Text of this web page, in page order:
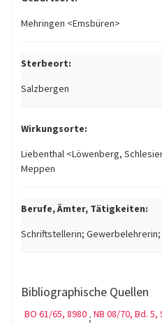
Mehringen <Emsbüren>
Sterbeort:
Salzbergen
Wirkungsorte:
Liebenthal <Löwenberg,
Meppen
Berufe, Ämter, Tätigkeiten:
Schriftstellerin;
Bibliographische Quellen
BO 61/65, 8980 ; NB 08/70, Bd. 5,